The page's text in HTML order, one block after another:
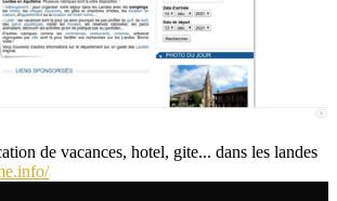
de vacances, hotel, gite... dans les landes